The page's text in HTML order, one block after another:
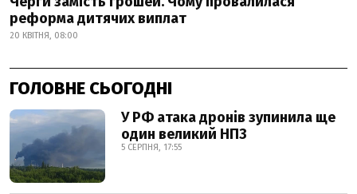
реформа дитячих виплат
20 КВІТНЯ, 08:00
ГОЛОВНЕ СЬОГОДНІ
У РФ атака дронів зупинила ще
один великий НПЗ
5 СЕРПНЯ, 17:55